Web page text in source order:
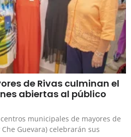
de Rivas culminan el
abiertas al público
municipales de mayores de
Guevara) celebrarán sus